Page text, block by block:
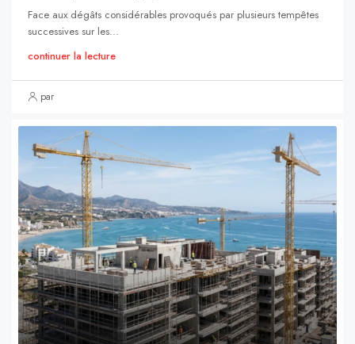
Face aux dégâts considérables provoqués par plusieurs tempêtes
successives sur les...
continuer la lecture
par